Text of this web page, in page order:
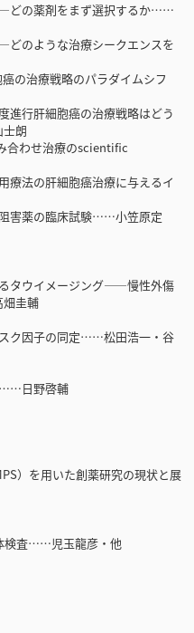
どの薬剤をまず選択するか……
のような治療シークエンスを
の治療戦略のパラダイムシフ
進行肝細胞癌の治療戦略はどう
朗
合わせ治療のscientific
療法の肝細胞癌治療に与えるイ
害薬の臨床試験……小笠原定
タウイメージング――慢性外傷
畑圭輔
ク因子の同定……松田浩一・谷
……日野啓輔
）を用いた創薬研究の現状と展
検査……児玉龍彦・他